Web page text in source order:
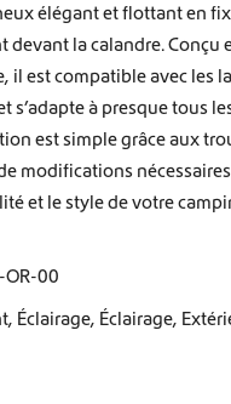
élégant et flottant en
devant la calandre. Conçu
il est compatible avec les
s’adapte à presque tous
est simple grâce aux
modifications
et le style de votre
OR-00
, Éclairage, Éclairage,